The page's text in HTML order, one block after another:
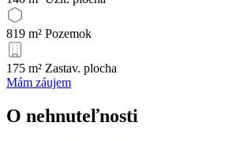
819 m² Pozemok
175 m² Zastav. plocha
Mám záujem
O nehnuteľnosti